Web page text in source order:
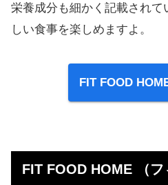
栄養成分も細かく記載されて
しい食事を楽しめますよ。
FIT FOOD
FIT FOOD HOME （